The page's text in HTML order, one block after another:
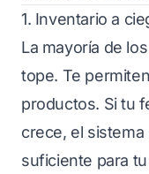
1. Inventario a
La mayoría de
tope. Te
productos. Si tu
crece, el
suficiente para